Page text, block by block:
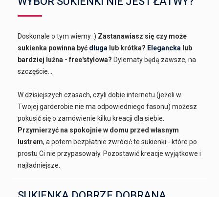
Doskonale o tym wiemy :) Zastanawiasz się czy może
sukienka powinna być długa lub krótka? Elegancka lub
bardziej luźna - free'stylowa? Dylematy będą zawsze, na
szczęście...
W dzisiejszych czasach, czyli dobie internetu (jeżeli w
Twojej garderobie nie ma odpowiedniego fasonu) możesz
pokusić się o zamówienie kilku kreacji dla siebie.
Przymierzyć na spokojnie w domu przed własnym
lustrem, a potem bezpłatnie zwrócić te sukienki - które po
prostu Ci nie przypasowały. Pozostawić kreacje wyjątkowe i
najładniejsze.